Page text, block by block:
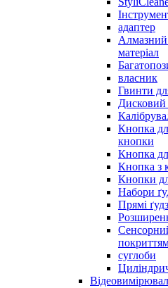
адаптер
Алмазний
матеріал
власник
Гвинти
Дисковий
Кнопка
кнопки
Кнопка
Кнопка з
Кнопки
Набори
Прямі
суглоби